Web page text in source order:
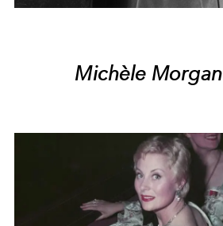
Michèle Morgan